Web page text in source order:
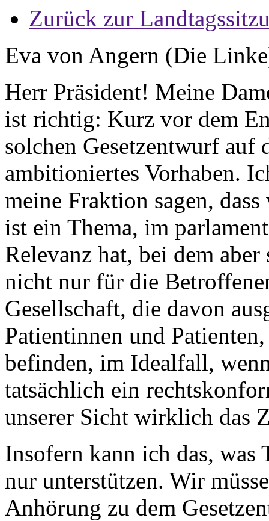
Zurück zur
Eva von Angern (Die
Herr Präsident! Meine
ist richtig: Kurz vor dem
solchen Gesetzentwurf auf
ambitioniertes Vorhaben.
meine Fraktion sagen,
ist ein Thema, im
Relevanz hat, bei dem
nicht nur für die
Gesellschaft, die davon
Patientinnen und
befinden, im Idealfall,
tatsächlich ein
unserer Sicht wirklich das
Insofern kann ich das, was
nur unterstützen. Wir
Anhörung zu dem